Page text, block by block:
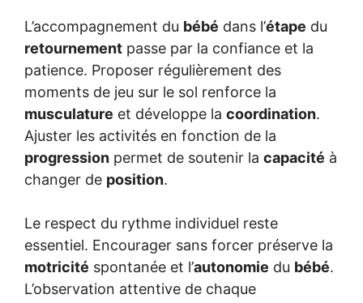
L’accompagnement du bébé dans l’étape du
retournement passe par la confiance et la
patience. Proposer régulièrement des
moments de jeu sur le sol renforce la
musculature et développe la coordination.
Ajuster les activités en fonction de la
progression permet de soutenir la capacité à
changer de position.
Le respect du rythme individuel reste
essentiel. Encourager sans forcer préserve la
motricité spontanée et l’autonomie du bébé.
L’observation attentive de chaque